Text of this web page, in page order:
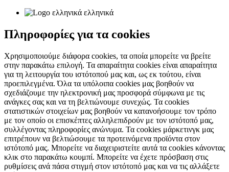
ελληνικά
Πληροφορίες για τα cookies
Χρησιμοποιούμε διάφορα cookies, τα οποία μπορείτε να βρείτε
στην παρακάτω επιλογή. Τα απαραίτητα cookies είναι απαραίτητα
για τη λειτουργία του ιστότοπού μας και, ως εκ τούτου, είναι
προεπιλεγμένα. Όλα τα υπόλοιπα cookies μας βοηθούν να
σχεδιάζουμε την ηλεκτρονική μας προσφορά σύμφωνα με τις
ανάγκες σας και να τη βελτιώνουμε συνεχώς. Τα cookies
στατιστικών στοιχείων μας βοηθούν να κατανοήσουμε τον τρόπο
με τον οποίο οι επισκέπτες αλληλεπιδρούν με τον ιστότοπό μας,
συλλέγοντας πληροφορίες ανώνυμα. Τα cookies μάρκετινγκ μας
επιτρέπουν να βελτιώσουμε τα προτεινόμενα προϊόντα στον
ιστότοπό μας. Μπορείτε να διαχειριστείτε αυτά τα cookies κάνοντας
κλικ στο παρακάτω κουμπί. Μπορείτε να έχετε πρόσβαση στις
ρυθμίσεις ανά πάσα στιγμή στον ιστότοπό μας και να τις αλλάξετε